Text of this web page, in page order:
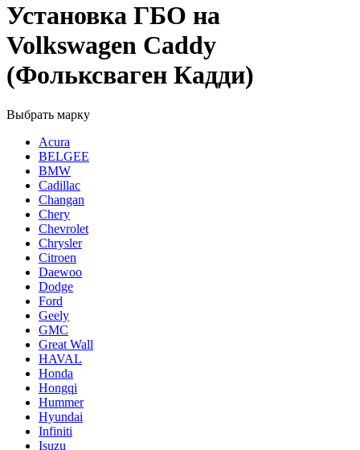
Установка ГБО на
Volkswagen Caddy
(Фольксваген Кадди)
Выбрать марку
Acura
BELGEE
BMW
Cadillac
Changan
Chery
Chevrolet
Chrysler
Citroen
Daewoo
Dodge
Ford
Geely
GMC
Great Wall
HAVAL
Honda
Hongqi
Hummer
Hyundai
Infiniti
Isuzu